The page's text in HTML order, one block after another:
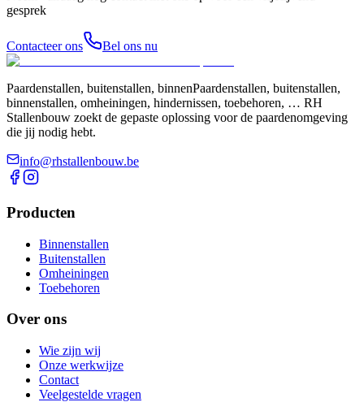
gesprek
Contacteer ons Bel ons nu
Paardenstallen, buitenstallen, binnenPaardenstallen, buitenstallen,
binnenstallen, omheiningen, hindernissen, toebehoren, … RH
Stallenbouw zoekt de gepaste oplossing voor de paardenomgeving
die jij nodig hebt.
info@rhstallenbouw.be
Producten
Binnenstallen
Buitenstallen
Omheiningen
Toebehoren
Over ons
Wie zijn wij
Onze werkwijze
Contact
Veelgestelde vragen